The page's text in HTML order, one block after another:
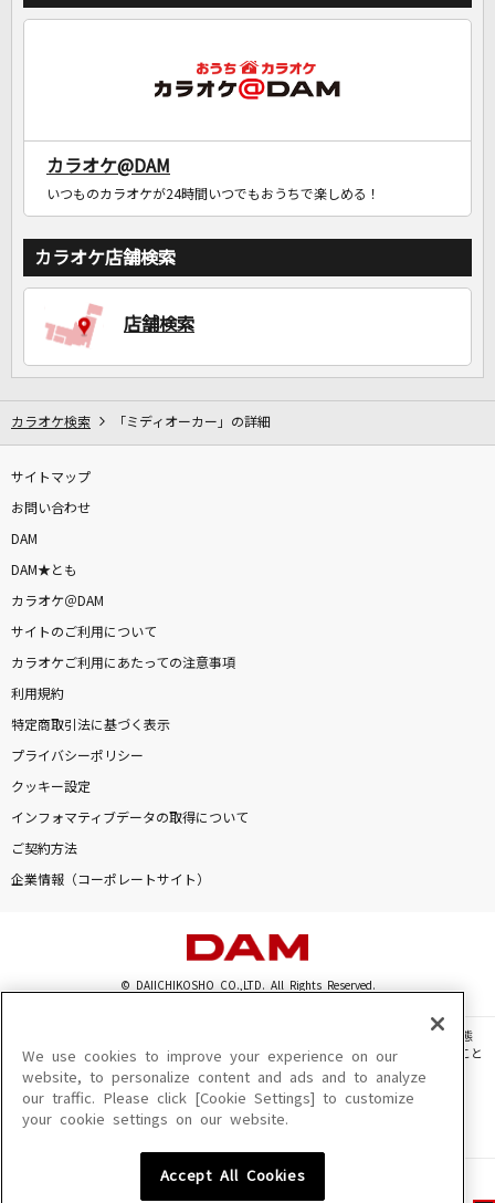
カラオケ@DAM
いつものカラオケが24時間いつでもおうちで楽しめる！
カラオケ店舗検索
店舗検索
カラオケ検索 「ミディオーカー」の詳細
サイトマップ
お問い合わせ
DAM
DAM★とも
カラオケ＠DAM
サイトのご利用について
カラオケご利用にあたっての注意事項
利用規約
特定商取引法に基づく表示
プライバシーポリシー
クッキー設定
インフォマティブデータの取得について
ご契約方法
企業情報（コーポレートサイト）
© DAIICHIKOSHO CO.,LTD. All Rights Reserved.
このサイトに掲載されている一切の文章・画像・写真・動画・音声等を、手段や形態
を問わず、著作権法の定める範囲を超えて無断で複製、転載、ファイル化などすること
を禁じます。
楽曲及びコンテンツは、機種によりご利用いただけない場合があります。
楽曲及びコンテンツの配信日、配信内容が変更になる場合があります。
We use cookies to improve your experience on our
website, to personalize content and ads and to analyze
our traffic. Please click [Cookie Settings] to customize
your cookie settings on our website.
Accept All Cookies